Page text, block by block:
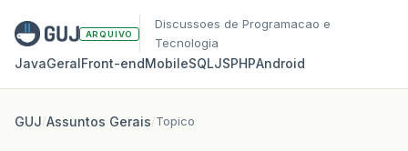
ARQUIVO
Discussoes de Programacao e
Tecnologia
JavaGeralFront‑endMobileSQLJSPHPAndroid
GUJ/Assuntos Gerais/Topico